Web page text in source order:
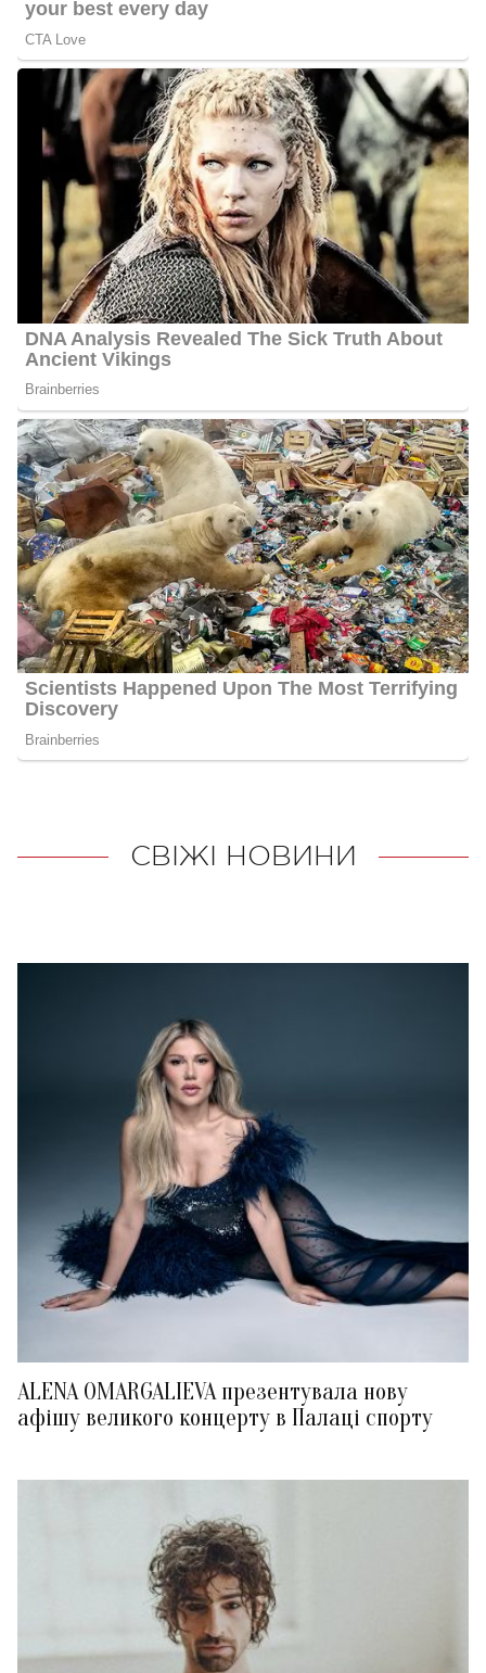
СВІЖІ НОВИНИ
ALENA OMARGALIEVA презентувала нову
афішу великого концерту в Палаці спорту